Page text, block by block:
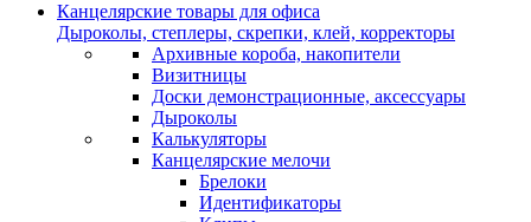
Канцелярские товары для офиса
Дыроколы, степлеры, скрепки, клей, корректоры
Архивные короба, накопители
Визитницы
Доски демонстрационные, аксессуары
Дыроколы
Калькуляторы
Канцелярские мелочи
Брелоки
Идентификаторы